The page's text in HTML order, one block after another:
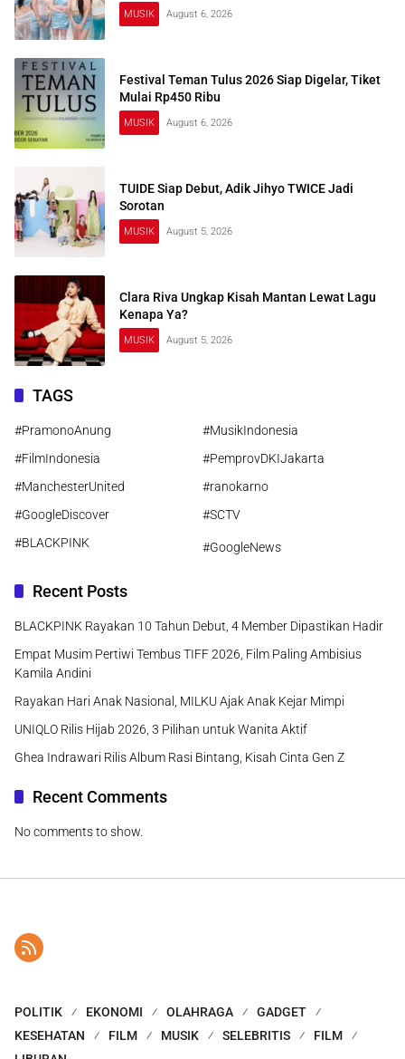
MUSIK August 6, 2026
Festival Teman Tulus 2026 Siap Digelar, Tiket
Mulai Rp450 Ribu
MUSIK August 6, 2026
TUIDE Siap Debut, Adik Jihyo TWICE Jadi
Sorotan
MUSIK August 5, 2026
Clara Riva Ungkap Kisah Mantan Lewat Lagu
Kenapa Ya?
MUSIK August 5, 2026
TAGS
#PramonoAnung
#MusikIndonesia
#FilmIndonesia
#PemprovDKIJakarta
#ManchesterUnited
#ranokarno
#GoogleDiscover
#SCTV
#BLACKPINK
#GoogleNews
Recent Posts
BLACKPINK Rayakan 10 Tahun Debut, 4 Member Dipastikan Hadir
Empat Musim Pertiwi Tembus TIFF 2026, Film Paling Ambisius
Kamila Andini
Rayakan Hari Anak Nasional, MILKU Ajak Anak Kejar Mimpi
UNIQLO Rilis Hijab 2026, 3 Pilihan untuk Wanita Aktif
Ghea Indrawari Rilis Album Rasi Bintang, Kisah Cinta Gen Z
Recent Comments
No comments to show.
POLITIK EKONOMI OLAHRAGA
GADGET
KESEHATAN
FILM MUSIK SELEBRITIS
FILM